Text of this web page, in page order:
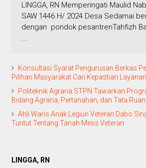
LINGGA, RN Memperingati Maulid
SAW 1446 H/ 2024 Desa Sedamai
dengan pondok pesantrenTahfizh
...
Konsultasi Syarat Pengurusan Berkas
Pilihan Masyarakat Cari Kepastian
Politeknik Agraria STPN Tawarkan
Bidang Agraria, Pertanahan, dan Tata
Ahli Waris Anak Legiun Veteran Dabo
Tuntut Tentang Tanah Mess Veteran
LINGGA, RN